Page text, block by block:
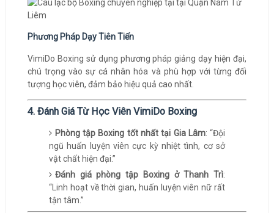
Phương Pháp Dạy Tiên Tiến
VimiDo Boxing sử dụng phương pháp giảng dạy hiện đại,
chú trọng vào sự cá nhân hóa và phù hợp với từng đối
tượng học viên, đảm bảo hiệu quả cao nhất.
4. Đánh Giá Từ Học Viên VimiDo Boxing
Phòng tập Boxing tốt nhất tại Gia Lâm: “Đội
ngũ huấn luyện viên cực kỳ nhiệt tình, cơ sở
vật chất hiện đại.”
Đánh giá phòng tập Boxing ở Thanh Trì:
“Linh hoạt về thời gian, huấn luyện viên nữ rất
tận tâm.”